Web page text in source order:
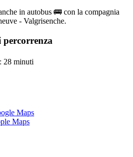
in autobus 🚌 con la compagnia
- Valgrisenche.
percorrenza
28 minuti
Maps
Maps